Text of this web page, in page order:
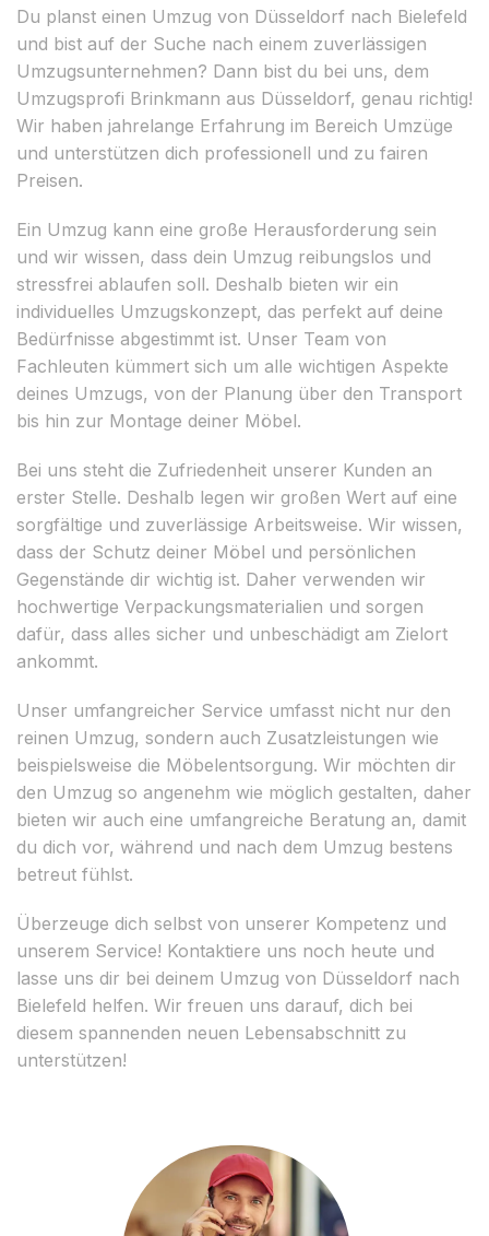
Du planst einen Umzug von Düsseldorf nach Bielefeld
und bist auf der Suche nach einem zuverlässigen
Umzugsunternehmen? Dann bist du bei uns, dem
Umzugsprofi Brinkmann aus Düsseldorf, genau richtig!
Wir haben jahrelange Erfahrung im Bereich Umzüge
und unterstützen dich professionell und zu fairen
Preisen.
Ein Umzug kann eine große Herausforderung sein
und wir wissen, dass dein Umzug reibungslos und
stressfrei ablaufen soll. Deshalb bieten wir ein
individuelles Umzugskonzept, das perfekt auf deine
Bedürfnisse abgestimmt ist. Unser Team von
Fachleuten kümmert sich um alle wichtigen Aspekte
deines Umzugs, von der Planung über den Transport
bis hin zur Montage deiner Möbel.
Bei uns steht die Zufriedenheit unserer Kunden an
erster Stelle. Deshalb legen wir großen Wert auf eine
sorgfältige und zuverlässige Arbeitsweise. Wir wissen,
dass der Schutz deiner Möbel und persönlichen
Gegenstände dir wichtig ist. Daher verwenden wir
hochwertige Verpackungsmaterialien und sorgen
dafür, dass alles sicher und unbeschädigt am Zielort
ankommt.
Unser umfangreicher Service umfasst nicht nur den
reinen Umzug, sondern auch Zusatzleistungen wie
beispielsweise die Möbelentsorgung. Wir möchten dir
den Umzug so angenehm wie möglich gestalten, daher
bieten wir auch eine umfangreiche Beratung an, damit
du dich vor, während und nach dem Umzug bestens
betreut fühlst.
Überzeuge dich selbst von unserer Kompetenz und
unserem Service! Kontaktiere uns noch heute und
lasse uns dir bei deinem Umzug von Düsseldorf nach
Bielefeld helfen. Wir freuen uns darauf, dich bei
diesem spannenden neuen Lebensabschnitt zu
unterstützen!